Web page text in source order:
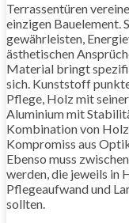
Terrassentüren
einzigen Bauelement.
gewährleisten,
ästhetischen
Material bringt
sich. Kunststoff
Pflege, Holz mit
Aluminium mit
Kombination von
Kompromiss aus
Ebenso muss
werden, die jeweils in
Pflegeaufwand und
sollten.